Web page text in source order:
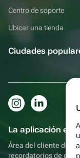
Centro de soporte
Ubicar una tienda
Ciudades
La aplicación es
Área del cliente del
recordatorios de